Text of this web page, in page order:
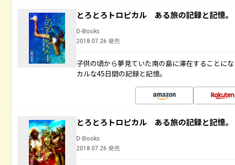
とろとろトロピカル ある旅の記録と記憶
D-Books
2018.07.26 発売
子供の頃から夢見ていた南の島に滞在することに
カルな45日間の記録と記憶。
とろとろトロピカル ある旅の記録と記憶
D-Books
2018.07.26 発売